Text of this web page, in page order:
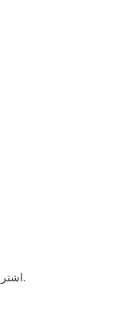
اشترك لتصلك آخر التحديثات، وعروضنا الحصرية وأكثر.